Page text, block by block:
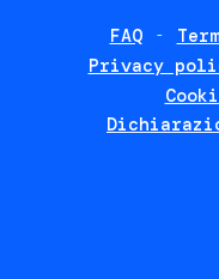
FAQ
Privacy